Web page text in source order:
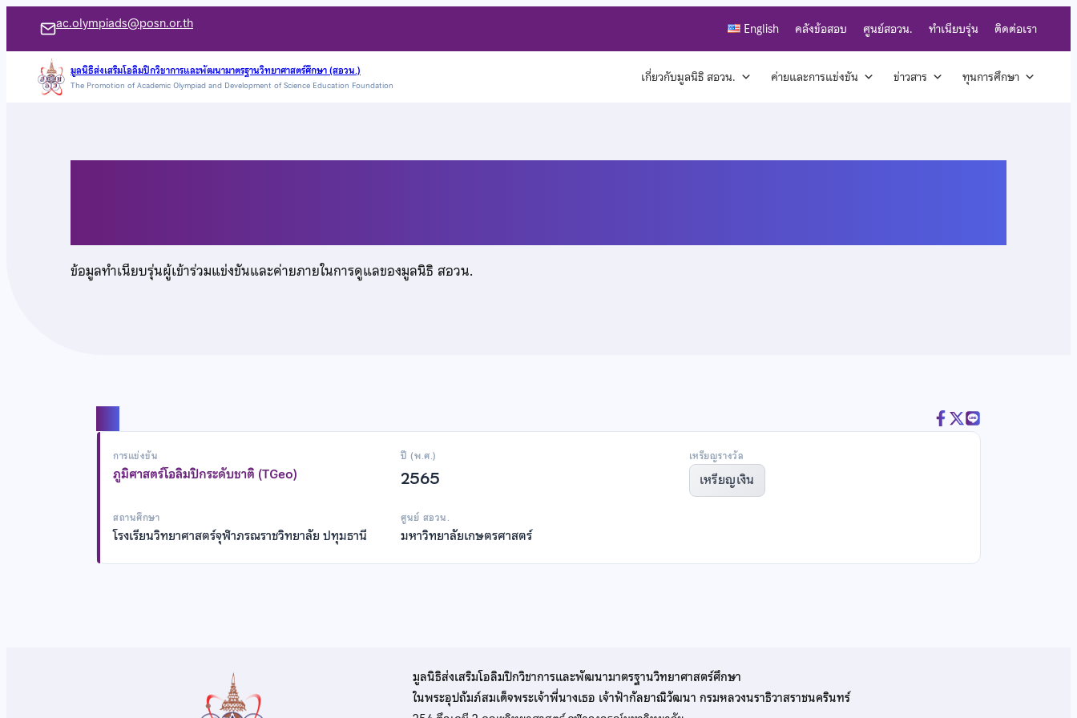
เนื้อหา
ac.olympiads@posn.or.th English คลังข้อสอบ ศูนย์สอวน. ทำเนียบรุ่น ติดต่อเรา
มูลนิธิส่งเสริมโอลิมปิกวิชาการและพัฒนามาตรฐานวิทยาศาสตร์ศึกษา (สอวน.)
The Promotion of Academic Olympiad and Development of Science Education Foundation เกี่ยวกับมูลนิธิ สอวน. ค่ายและการแข่งขัน ข่าวสาร ทุนการศึกษา
ข้อมูลทำเนียบรุ่นผู้เข้าร่วมแข่งขันและค่ายภายในการดูแลของมูลนิธิ สอวน.
การแข่งขัน
ภูมิศาสตร์โอลิมปิกระดับชาติ (TGeo)
ปี (พ.ศ.)
2565
เหรียญรางวัล
เหรียญเงิน
สถานศึกษา
โรงเรียนวิทยาศาสตร์จุฬาภรณราชวิทยาลัย ปทุมธานี
ศูนย์ สอวน.
มหาวิทยาลัยเกษตรศาสตร์
มูลนิธิส่งเสริมโอลิมปิกวิชาการและพัฒนามาตรฐานวิทยาศาสตร์ศึกษา
ในพระอุปถัมภ์สมเด็จพระเจ้าพี่นางเธอ เจ้าฟ้ากัลยาณิวัฒนา กรมหลวงนราธิวาสราชนครินทร์